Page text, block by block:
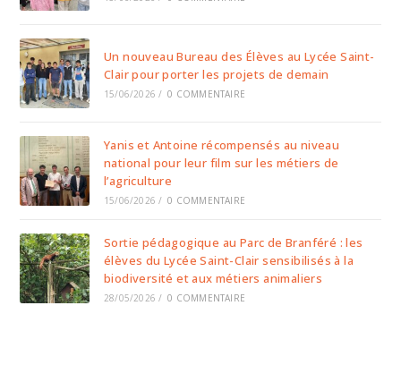
Un nouveau Bureau des Élèves au Lycée Saint-
Clair pour porter les projets de demain
15/06/2026 / 0 COMMENTAIRE
Yanis et Antoine récompensés au niveau
national pour leur film sur les métiers de
l’agriculture
15/06/2026 / 0 COMMENTAIRE
Sortie pédagogique au Parc de Branféré : les
élèves du Lycée Saint-Clair sensibilisés à la
biodiversité et aux métiers animaliers
28/05/2026 / 0 COMMENTAIRE